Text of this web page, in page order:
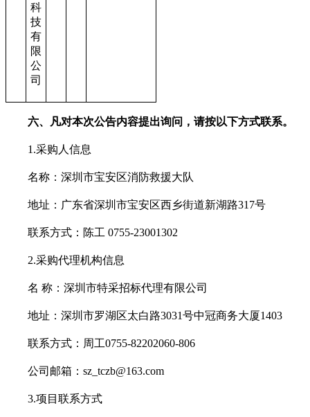
科
技
有
限
公
司
六、凡对本次公告内容提出询问，请按以下方式联系。
1.采购人信息
名称：深圳市宝安区消防救援大队
地址：广东省深圳市宝安区西乡街道新湖路317号
联系方式：陈工 0755-23001302
2.采购代理机构信息
名 称：深圳市特采招标代理有限公司
地址：深圳市罗湖区太白路3031号中冠商务大厦1403
联系方式：周工0755-82202060-806
公司邮箱：sz_tczb@163.com
3.项目联系方式